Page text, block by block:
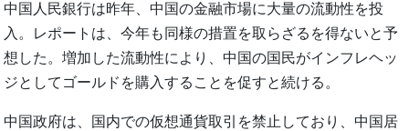
中国人民銀行は昨年、中国の金融市場に大量の流動性を投
入。レポートは、今年も同様の措置を取らざるを得ないと予
想した。増加した流動性により、中国の国民がインフレヘッ
ジとしてゴールドを購入することを促すと続ける。
中国政府は、国内での仮想通貨取引を禁止しており、中国居